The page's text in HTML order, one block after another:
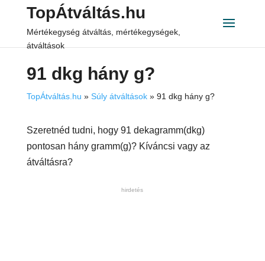
TopÁtváltás.hu
Mértékegység átváltás, mértékegységek,
átváltások
91 dkg hány g?
TopÁtváltás.hu » Súly átváltások» 91 dkg hány g?
Szeretnéd tudni, hogy 91 dekagramm(dkg)
pontosan hány gramm(g)? Kíváncsi vagy az
átváltásra?
hirdetés